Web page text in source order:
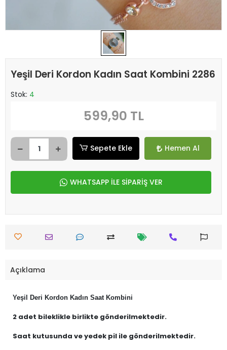
Yeşil Deri Kordon Kadın Saat Kombini 2286
Stok: 4
599,90 TL
Sepete Ekle Hemen Al
WHATSAPP İLE SİPARİŞ VER
Açıklama
Yeşil Deri Kordon Kadın Saat Kombini
2 adet bileklikle birlikte gönderilmektedir.
Saat kutusunda ve yedek pil ile gönderilmektedir.